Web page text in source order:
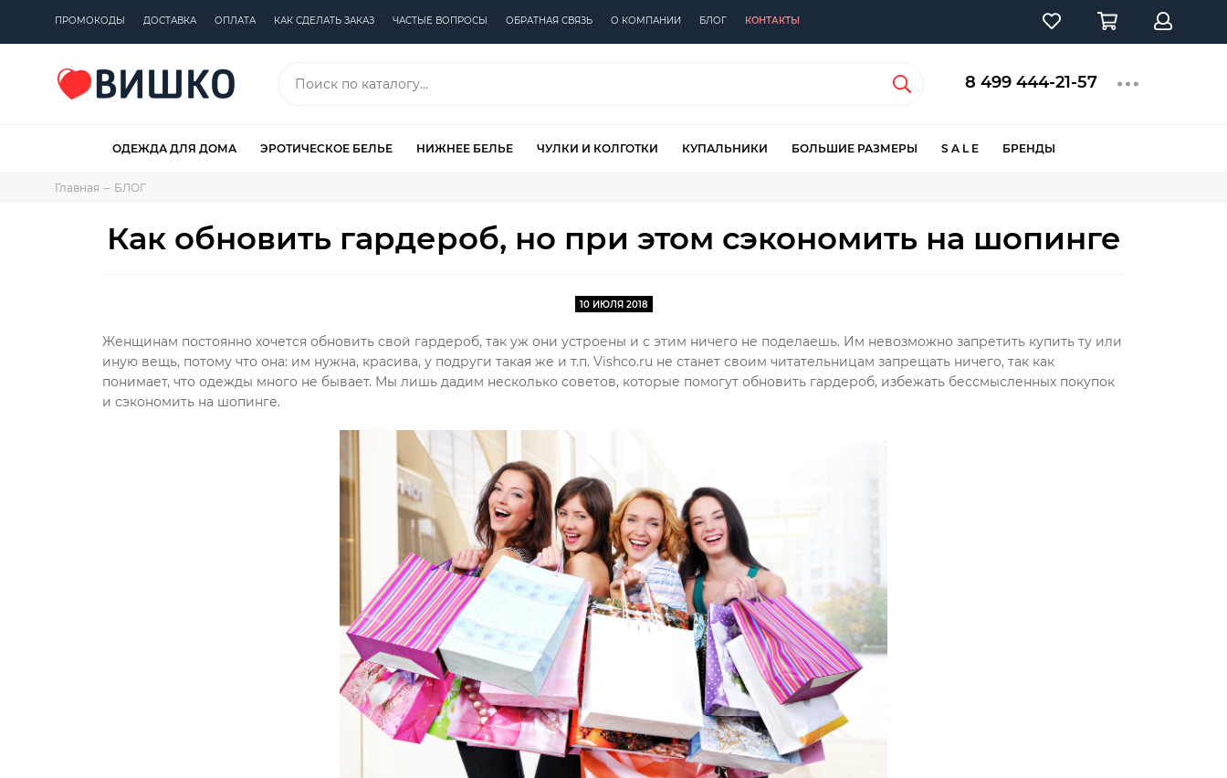
ПРОМОКОДЫ ДОСТАВКА ОПЛАТА КАК СДЕЛАТЬ ЗАКАЗ ЧАСТЫЕ ВОПРОСЫ ОБРАТНАЯ СВЯЗЬ О КОМПАНИИ БЛОГ КОНТАКТЫ
8 499 444-21-57
ОДЕЖДА ДЛЯ ДОМА ЭРОТИЧЕСКОЕ БЕЛЬЕ НИЖНЕЕ БЕЛЬЕ ЧУЛКИ И КОЛГОТКИ КУПАЛЬНИКИ БОЛЬШИЕ РАЗМЕРЫ S A L E БРЕНДЫ
Главная БЛОГ
Как обновить гардероб, но при этом сэкономить на шопинге
10 ИЮЛЯ 2018
Женщинам постоянно хочется обновить свой гардероб, так уж они устроены и с этим ничего не поделаешь. Им невозможно запретить купить ту или
иную вещь, потому что она: им нужна, красива, у подруги такая же и т.п. Vishco.ru не станет своим читательницам запрещать ничего, так как
понимает, что одежды много не бывает. Мы лишь дадим несколько советов, которые помогут обновить гардероб, избежать бессмысленных покупок
и сэкономить на шопинге.